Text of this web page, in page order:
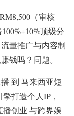
（审核
顶级分
量推广与内容制
钱吗？问题。
到 马来西亚短
打造个人IP，
创业 与跨界娱